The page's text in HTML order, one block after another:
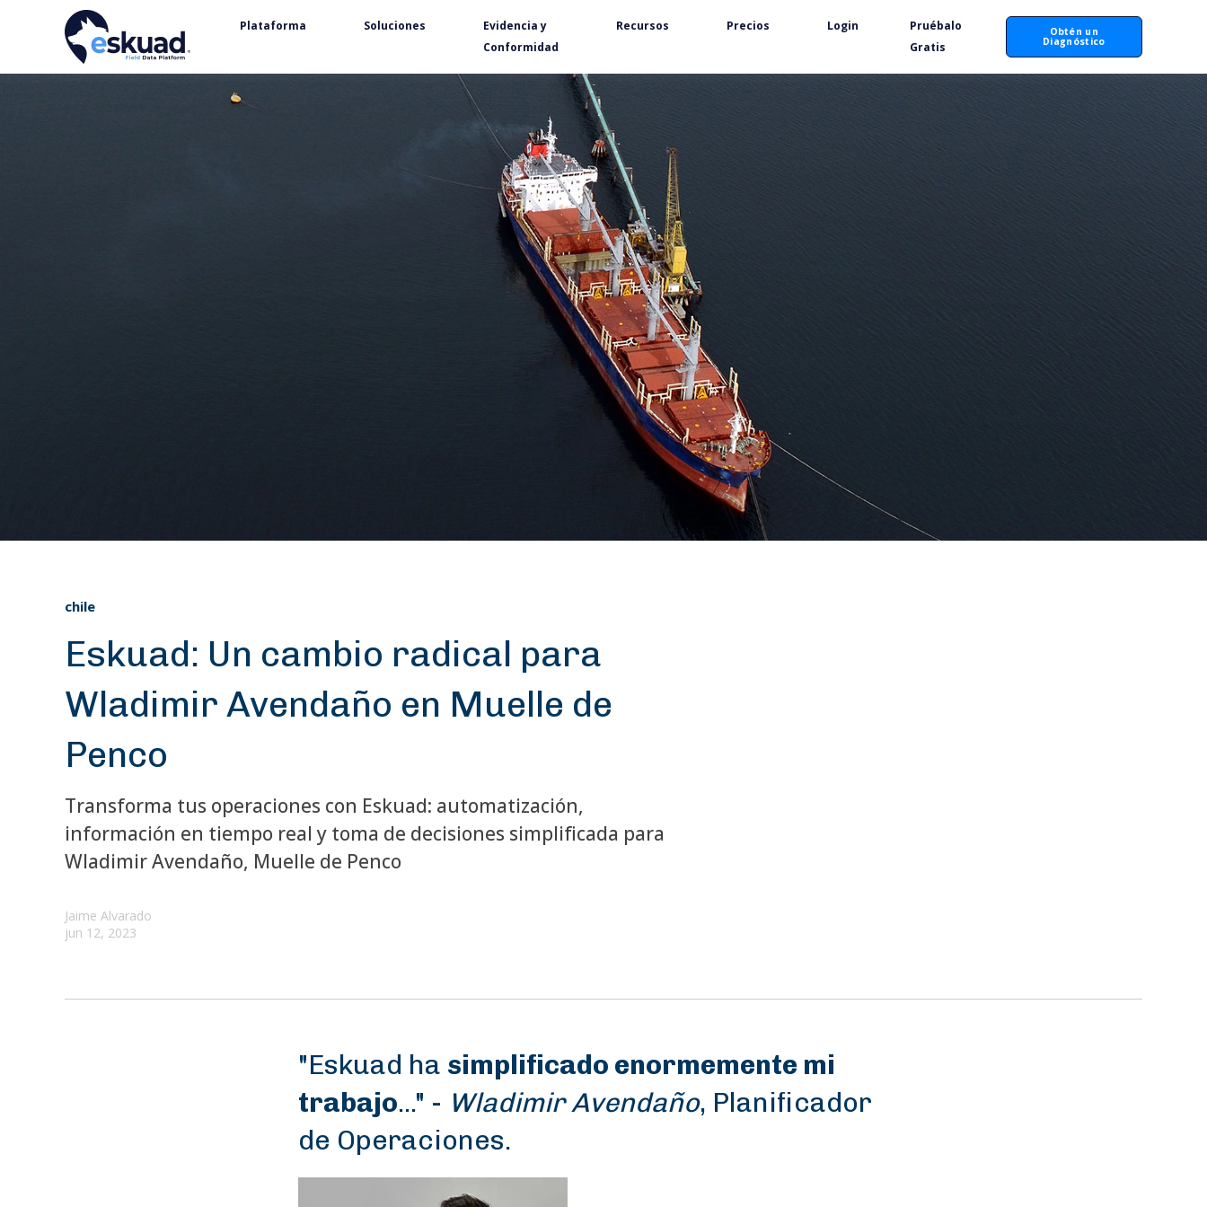
Plataforma Soluciones
Evidencia y
Conformidad
Recursos Precios Login
Pruébalo
Gratis
Obtén un
Diagnóstico
chile
Eskuad: Un cambio radical para
Wladimir Avendaño en Muelle de
Penco
Transforma tus operaciones con Eskuad: automatización,
información en tiempo real y toma de decisiones simplificada para
Wladimir Avendaño, Muelle de Penco
Jaime Alvarado
jun 12, 2023
"Eskuad ha simplificado enormemente mi
trabajo..." - Wladimir Avendaño, Planificador
de Operaciones.